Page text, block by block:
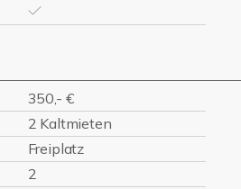
350,- €
2 Kaltmieten
Freiplatz
2